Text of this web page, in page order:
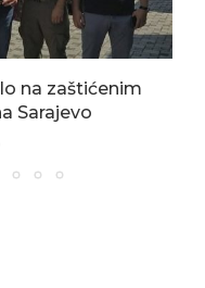
na zaštićenim
Sarajevo